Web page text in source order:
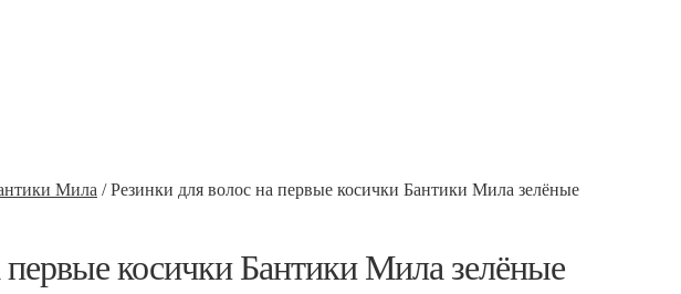
Мила /Резинки для волос на первые косички Бантики Мила зелёные
первые косички Бантики Мила зелёные